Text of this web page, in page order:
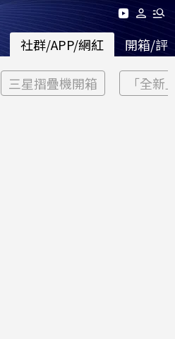
社群/APP/網紅 開箱/評
三星摺疊機開箱 「全新